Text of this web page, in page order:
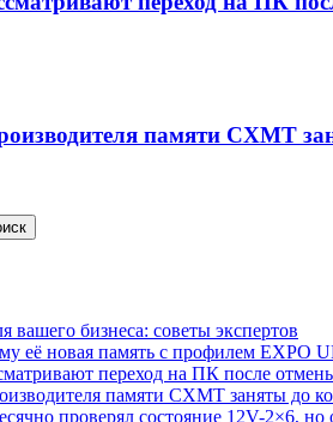
памяти CXMT
вашего бизнеса: советы экспертов
её новая память с профилем EXPO
переход на ПК после
памяти CXMT заняты до
проверял состояние 12V-2×6, но